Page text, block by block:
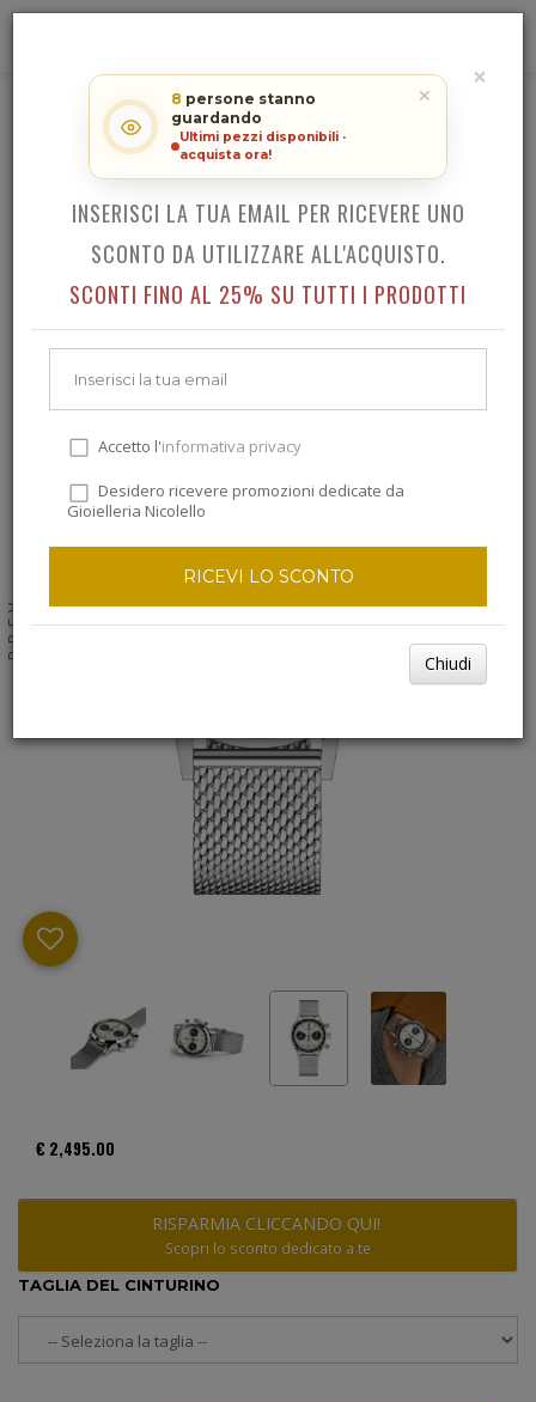
HAMILTON AMERICAN CLASSIC INTRA-MATIC AUTO
CHRONO
PREV NEXT
€ 2,495.00
RISPARMIA CLICCANDO QUI!
Scopri lo sconto dedicato a te
TAGLIA DEL CINTURINO
8 persone stanno
guardando
Ultimi pezzi disponibili ·
acquista ora!
✕
×
RICEVI LO SCONTO SUL TUO
ACQUISTO!
INSERISCI LA TUA EMAIL PER RICEVERE UNO
SCONTO DA UTILIZZARE ALL'ACQUISTO.
SCONTI FINO AL 25% SU TUTTI I PRODOTTI
Accetto l'informativa privacy
Desidero ricevere promozioni dedicate da
Gioielleria Nicolello
RICEVI LO SCONTO
Chiudi